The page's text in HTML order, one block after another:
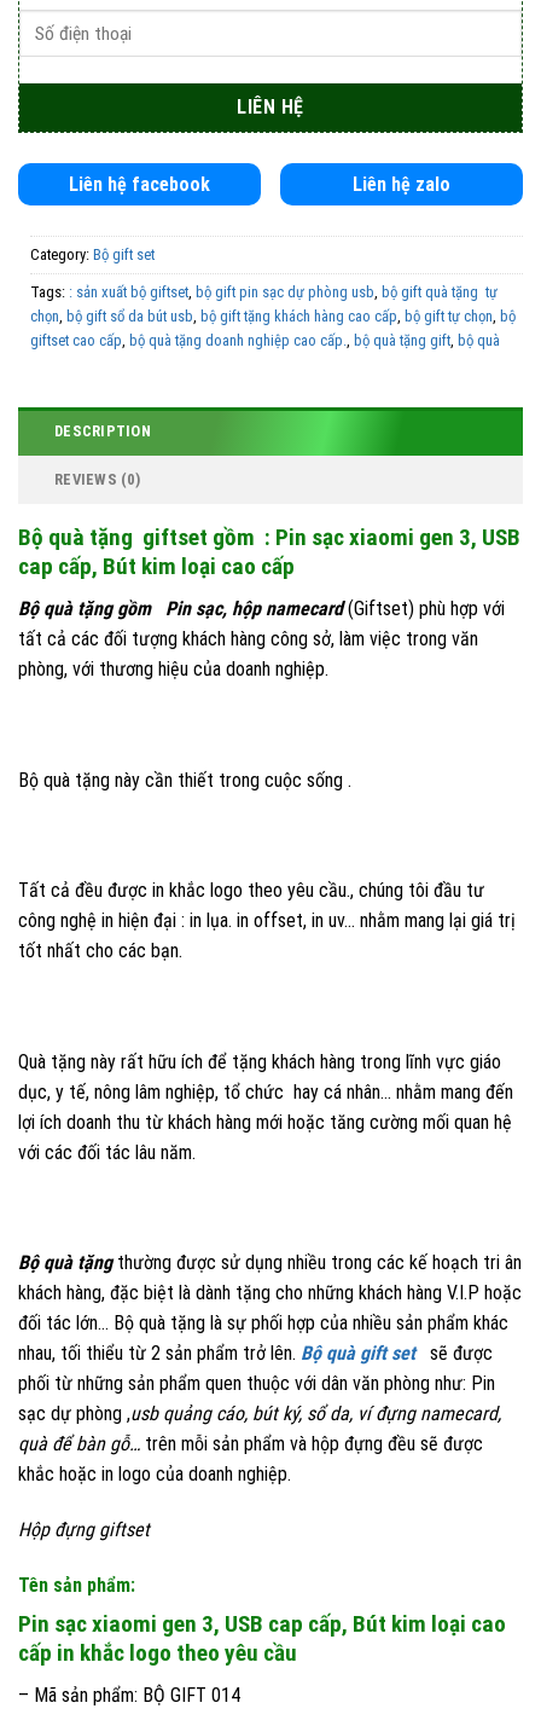
Liên hệ facebook Liên hệ zalo
Category: Bộ gift set
Tags: : sản xuất bộ giftset bộ gift pin sạc dự phòng usb bộ gift quà tặng tự
chọn bộ gift sổ da bút usb bộ gift tặng khách hàng cao cấp bộ gift tự chọn bộ
giftset cao cấp bộ quà tặng doanh nghiệp cao cấp. bộ quà tặng gift bộ quà
box,hộp gift,hộp gift set giá rẻ,phân phối bộ quà tặng giftset,quà tặng giftset
giá rẻ, sản xuất bộ gift nhanh
DESCRIPTION
REVIEWS (0)
Bộ quà tặng giftset gồm : Pin sạc xiaomi gen 3, USB
cap cấp, Bút kim loại cao cấp
Bộ quà tặng gồm Pin sạc, hộp namecard(Giftset) phù hợp với
tất cả các đối tượng khách hàng công sở, làm việc trong văn
phòng, với thương hiệu của doanh nghiệp.
Bộ quà tặng này cần thiết trong cuộc sống .
Tất cả đều được in khắc logo theo yêu cầu., chúng tôi đầu tư
công nghệ in hiện đại : in lụa. in offset, in uv… nhằm mang lại giá trị
tốt nhất cho các bạn.
Quà tặng này rất hữu ích để tặng khách hàng trong lĩnh vực giáo
dục, y tế, nông lâm nghiệp, tổ chức hay cá nhân… nhằm mang đến
lợi ích doanh thu từ khách hàng mới hoặc tăng cường mối quan hệ
với các đối tác lâu năm.
Bộ quà tặngthường được sử dụng nhiều trong các kế hoạch tri ân
khách hàng, đặc biệt là dành tặng cho những khách hàng V.I.P hoặc
đối tác lớn… Bộ quà tặng là sự phối hợp của nhiều sản phẩm khác
nhau, tối thiểu từ 2 sản phẩm trở lên. Bộ quà gift set sẽ được
phối từ những sản phẩm quen thuộc với dân văn phòng như: Pin
sạc dự phòng ,usb quảng cáo, bút ký, sổ da, ví đựng namecard,
quà để bàn gỗ… trên mỗi sản phẩm và hộp đựng đều sẽ được
khắc hoặc in logo của doanh nghiệp.
Hộp đựng giftset
Tên sản phẩm:
Pin sạc xiaomi gen 3, USB cap cấp, Bút kim loại cao
cấp in khắc logo theo yêu cầu
– Mã sản phẩm: BỘ GIFT 014